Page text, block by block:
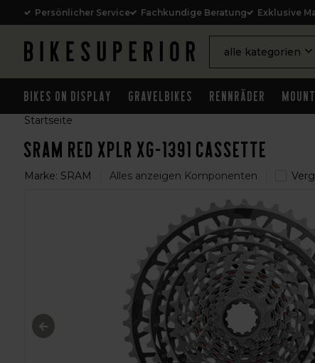
Persönlicher Service Fachkundige Beratung Exklusive
alle kategorien
Bikes on Display Gravelbikes Rennräder
Startseite
Sram RED XPLR XG-1391 Cassette
Marke: SRAM Alles anzeigen Komponenten